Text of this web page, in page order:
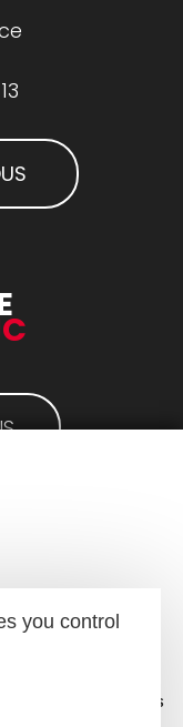
Infos pratiques
you control